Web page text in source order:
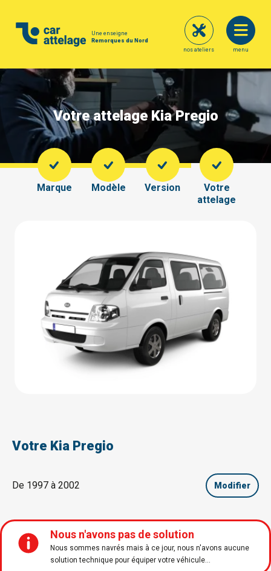
Une enseigne
Remorques du Nord
menu
nos ateliers
Votre attelage Kia Pregio
Marque Modèle Version
Votre
attelage
Votre Kia Pregio
De 1997 à 2002 Modifier
Nous n'avons pas de solution
Nous sommes navrés mais à ce jour, nous n'avons aucune
solution technique pour équiper votre véhicule...